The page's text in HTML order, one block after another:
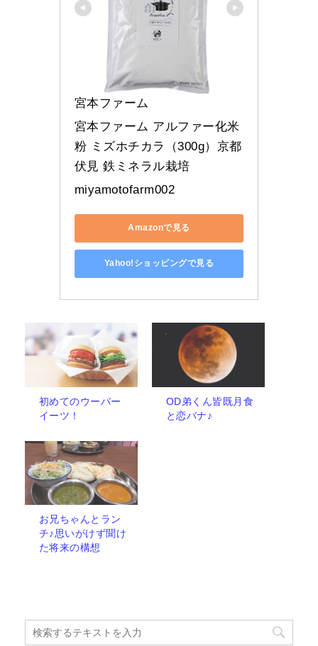
宮本ファーム
宮本ファーム アルファー化米
粉 ミズホチカラ（300g）京都
伏見 鉄ミネラル栽培
miyamotofarm002
Amazonで見る
Yahoo!ショッピングで見る
初めてのウーバー
イーツ！
OD弟くん皆既月食
と恋バナ♪
お兄ちゃんとラン
チ♪思いがけず聞け
た将来の構想